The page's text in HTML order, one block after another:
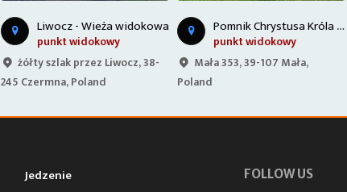
Liwocz - Wieża widokowa
punkt widokowy
żółty szlak przez Liwocz, 38-
245 Czermna, Poland
P
omnik Chrystusa Króla w Małej
punkt widokowy
Mała 353, 39-107 Mała,
Poland
Jedzenie
FOLLOW US